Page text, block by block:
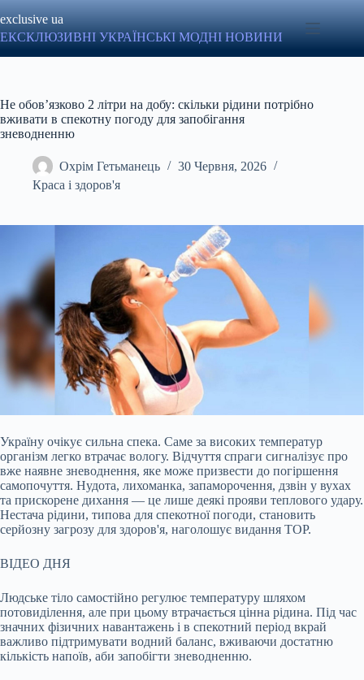
до
вмісту
exclusive ua
ЕКСКЛЮЗИВНІ УКРАЇНСЬКІ МОДНІ НОВИНИ
Не обов’язково 2 літри на добу: скільки рідини потрібно
вживати в спекотну погоду для запобігання
зневодненню
Охрім Гетьманець
30 Червня, 2026
Краса і здоров'я
Україну очікує сильна спека. Саме за високих температур
організм легко втрачає вологу. Відчуття спраги сигналізує про
вже наявне зневоднення, яке може призвести до погіршення
самопочуття. Нудота, лихоманка, запаморочення, дзвін у вухах
та прискорене дихання — це лише деякі прояви теплового удару.
Нестача рідини, типова для спекотної погоди, становить
серйозну загрозу для здоров'я, наголошує видання TOP.
ВІДЕО ДНЯ
Людське тіло самостійно регулює температуру шляхом
потовиділення, але при цьому втрачається цінна рідина. Під час
значних фізичних навантажень і в спекотний період вкрай
важливо підтримувати водний баланс, вживаючи достатню
кількість напоїв, аби запобігти зневодненню.